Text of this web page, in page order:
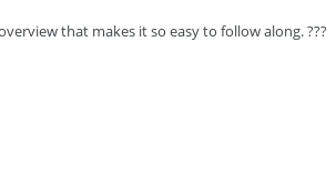
that makes it so easy to follow along.